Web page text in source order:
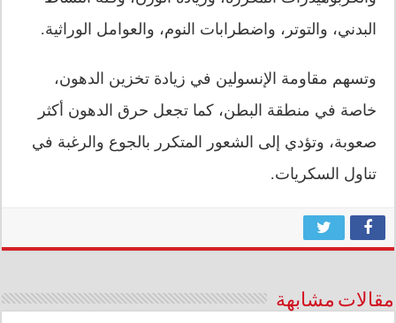
البدني، والتوتر، واضطرابات النوم، والعوامل الوراثية.
وتسهم مقاومة الإنسولين في زيادة تخزين الدهون،
خاصة في منطقة البطن، كما تجعل حرق الدهون أكثر
صعوبة، وتؤدي إلى الشعور المتكرر بالجوع والرغبة في
تناول السكريات.
مقالات مشابهة